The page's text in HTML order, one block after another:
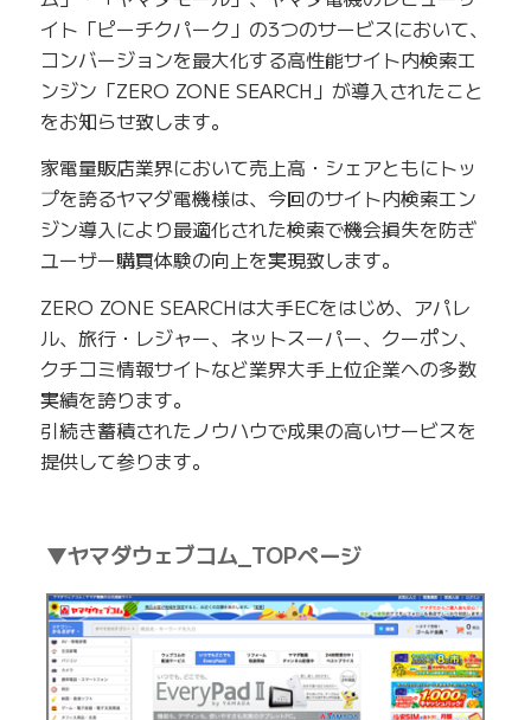
イト「ピーチクパーク」の3つのサービスにおいて、
コンバージョンを最大化する高性能サイト内検索エ
ンジン「ZERO ZONE SEARCH」が導入されたこと
をお知らせ致します。
家電量販店業界において売上高・シェアともにトッ
プを誇るヤマダ電機様は、今回のサイト内検索エン
ジン導入により最適化された検索で機会損失を防ぎ
ユーザー購買体験の向上を実現致します。
ZERO ZONE SEARCHは大手ECをはじめ、アパレ
ル、旅行・レジャー、ネットスーパー、クーポン、
クチコミ情報サイトなど業界大手上位企業への多数
実績を誇ります。
引続き蓄積されたノウハウで成果の高いサービスを
提供して参ります。
▼ヤマダウェブコム_TOPページ